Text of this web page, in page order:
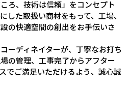
ろ、技術は信頼」をコンセプト
した取扱い商材をもって、工場、
の快適空間の創出をお手伝いさ
ーディネイターが、丁寧なお打ち
の管理、工事完了からアフター
でご満足いただけるよう、誠心誠